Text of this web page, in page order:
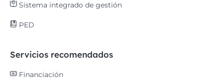
Sistema integrado de gestión
PED
Servicios recomendados
Financiación